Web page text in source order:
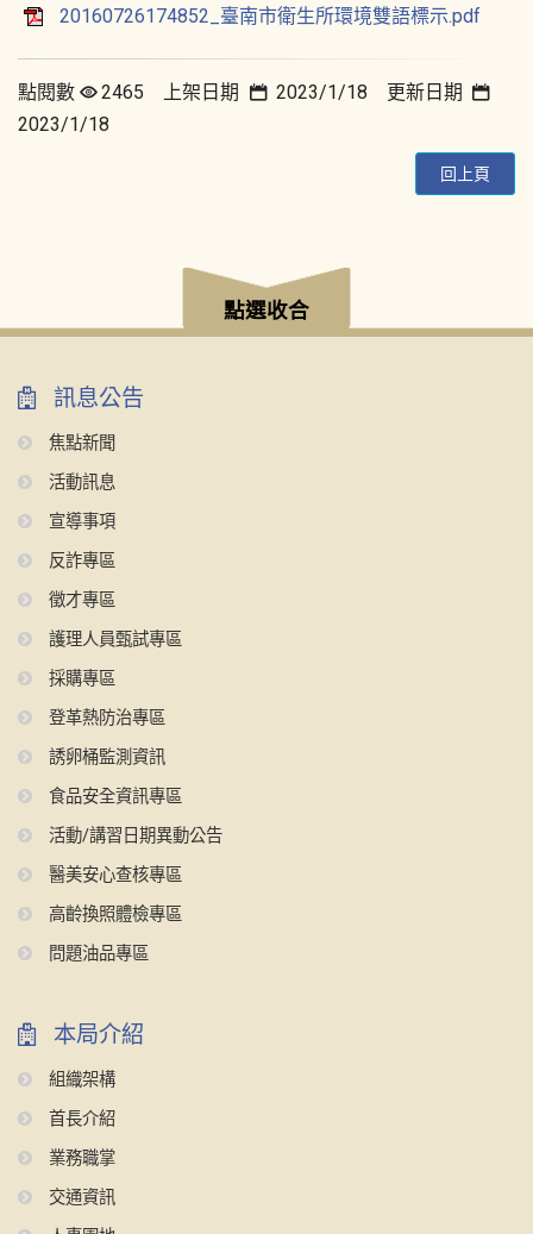
20160726174852_臺南市衛生所環境雙語標示.pdf
點閱數 2465 上架日期
2023/1/18 更新日期
2023/1/18
回上頁
點選收合
訊息公告
焦點新聞
活動訊息
宣導事項
反詐專區
徵才專區
護理人員甄試專區
採購專區
登革熱防治專區
誘卵桶監測資訊
食品安全資訊專區
活動/講習日期異動公告
醫美安心查核專區
高齡換照體檢專區
問題油品專區
本局介紹
組織架構
首長介紹
業務職掌
交通資訊